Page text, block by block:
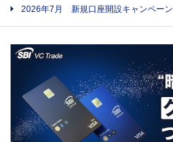
2026年7月 新規口座開設キャンペーン